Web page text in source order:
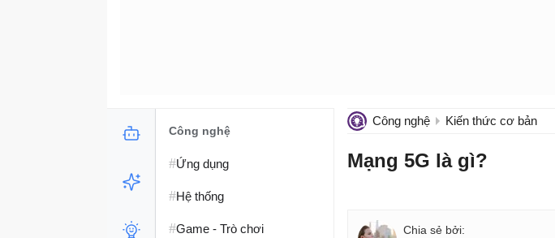
Công nghệ Kiến thức cơ bản
Mạng 5G là gì?
Công nghệ
#Ứng dụng
#Hệ thống
#Game - Trò chơi